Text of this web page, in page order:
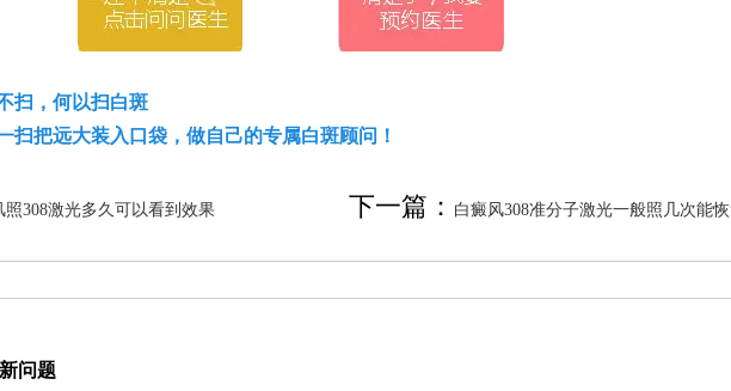
扫，何以扫白斑
扫把远大装入口袋，做自己的专属白斑顾问！
照308激光多久可以看到效果 下一篇： 白癜风308准分子激光一般照几次能
问题